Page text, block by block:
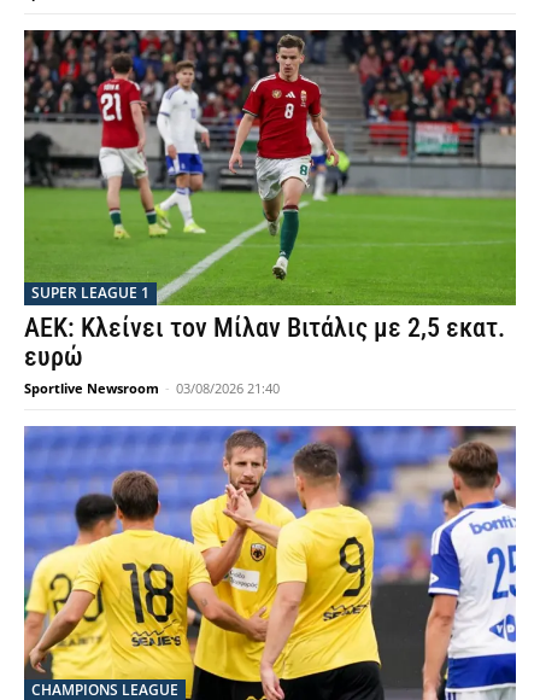
SUPER LEAGUE 1
ΑΕΚ: Κλείνει τον Μίλαν Βιτάλις με 2,5 εκατ.
ευρώ
Sportlive Newsroom - 03/08/2026 21:40
CHAMPIONS LEAGUE